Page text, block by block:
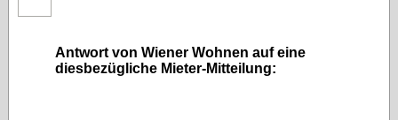
Antwort von Wiener Wohnen auf eine
diesbezügliche Mieter-Mitteilung: